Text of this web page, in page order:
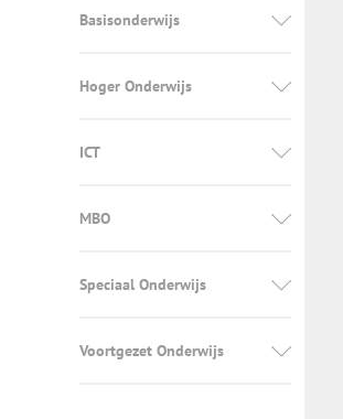
Basisonderwijs
Hoger Onderwijs
ICT
MBO
Speciaal Onderwijs
Voortgezet Onderwijs